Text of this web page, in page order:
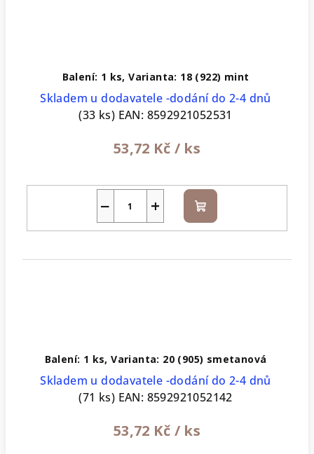
Balení: 1 ks, Varianta: 18 (922) mint
Skladem u dodavatele -dodání do 2-4 dnů
(33 ks) EAN: 8592921052531
53,72 Kč / ks
+
− Do
košíku
Balení: 1 ks, Varianta: 20 (905) smetanová
Skladem u dodavatele -dodání do 2-4 dnů
(71 ks) EAN: 8592921052142
53,72 Kč / ks